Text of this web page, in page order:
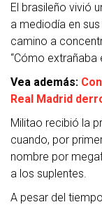
El brasileño vivió
a mediodía en
camino a
“Cómo extrañaba
Vea además:
Real Madrid
Militao recibió la
cuando, por
nombre por
a los suplentes.
A pesar del